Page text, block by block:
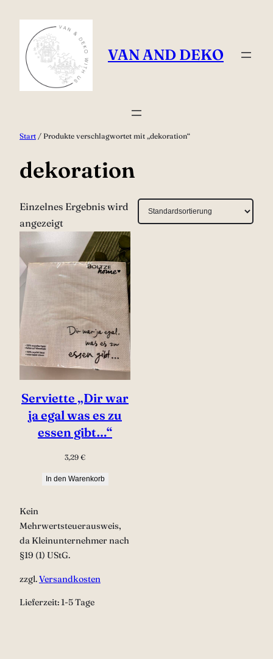
springen
VAN AND DEKO
Start / Produkte verschlagwortet mit „dekoration“
dekoration
Einzelnes Ergebnis wird
angezeigt
Serviette „Dir war
ja egal was es zu
essen gibt…“
3,29 €
In den Warenkorb
Kein
Mehrwertsteuerausweis,
da Kleinunternehmer nach
§19 (1) UStG.
zzgl.Versandkosten
Lieferzeit: 1-5 Tage